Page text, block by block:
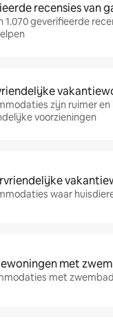
recensies van
1.070 geverifieerde
zijn ruimer en
voorzieningen
waar
met
met zwembad